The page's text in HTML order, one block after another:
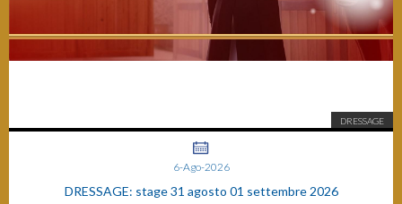
DRESSAGE
6-Ago-2026
DRESSAGE: stage 31 agosto 01 settembre 2026